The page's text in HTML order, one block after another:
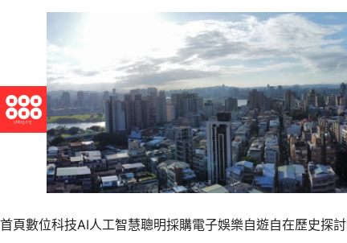
內
容
首頁數位科技AI人工智慧聰明採購電子娛樂自遊自在歷史探討